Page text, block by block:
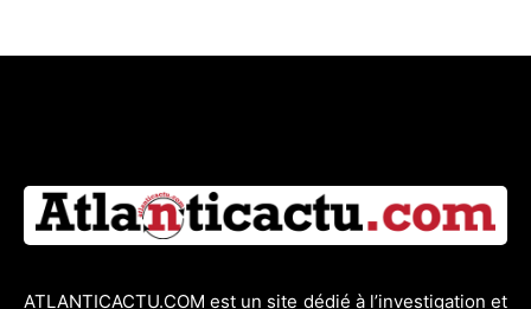
ATLANTICACTU.COM est un site dédié à l’investigation et